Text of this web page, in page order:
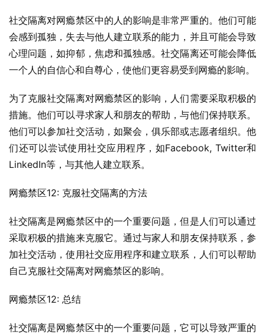
社交隔离对网瘾禁区中的人的影响是非常严重的。他们可能
会感到孤独，失去与他人建立联系的能力，并且可能会导致
心理问题，如抑郁，焦虑和孤独感。社交隔离还可能会降低
一个人的自信心和自尊心，使他们更容易受到网瘾的影响。
为了克服社交隔离对网瘾禁区的影响，人们需要采取积极的
措施。他们可以寻求家人和朋友的帮助，与他们保持联系。
他们可以参加社交活动，如聚会，俱乐部或志愿者组织。他
们还可以尝试使用社交应用程序，如Facebook, Twitter和
LinkedIn等，与其他人建立联系。
网瘾禁区12: 克服社交隔离的方法
社交隔离是网瘾禁区中的一个重要问题，但是人们可以通过
采取积极的措施来克服它。通过与家人和朋友保持联系，参
加社交活动，使用社交应用程序和建立联系，人们可以帮助
自己克服社交隔离对网瘾禁区的影响。
网瘾禁区12: 总结
社交隔离是网瘾禁区中的一个重要问题，它可以导致严重的